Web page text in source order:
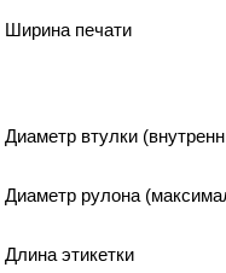
Ширина печати
Диаметр втулки
Диаметр рулона
Длина этикетки